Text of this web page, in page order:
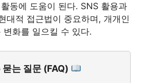
동에 도움이 된다. SNS 활용과
대적 접근법이 중요하며, 개개인
변화를 일으킬 수 있다.
묻는 질문 (FAQ)